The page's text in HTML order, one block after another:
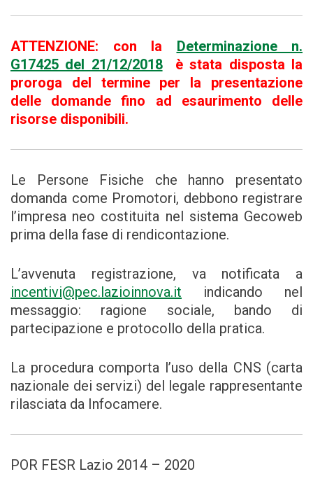
ATTENZIONE: con la Determinazione n.
G17425 del 21/12/2018
è stata disposta la
proroga del termine per la presentazione
delle domande fino ad esaurimento delle
risorse disponibili.
Le Persone Fisiche che hanno presentato
domanda come Promotori, debbono registrare
l’impresa neo costituita nel sistema Gecoweb
prima della fase di rendicontazione.
L’avvenuta registrazione, va notificata a
incentivi@pec.lazioinnova.it indicando nel
messaggio: ragione sociale, bando di
partecipazione e protocollo della pratica.
La procedura comporta l’uso della CNS (carta
nazionale dei servizi) del legale rappresentante
rilasciata da Infocamere.
POR FESR Lazio 2014 – 2020